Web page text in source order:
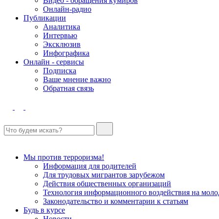
Онлайн-радио
Публикации
Аналитика
Интервью
Эксклюзив
Инфографика
Онлайн - сервисы
Подписка
Ваше мнение важно
Обратная связь
Мы против терроризма!
Информация для родителей
Для трудовых мигрантов зарубежом
Действия общественных организаций
Технология информационного воздействия на
Законодательство и комментарии к статьям
Будь в курсе